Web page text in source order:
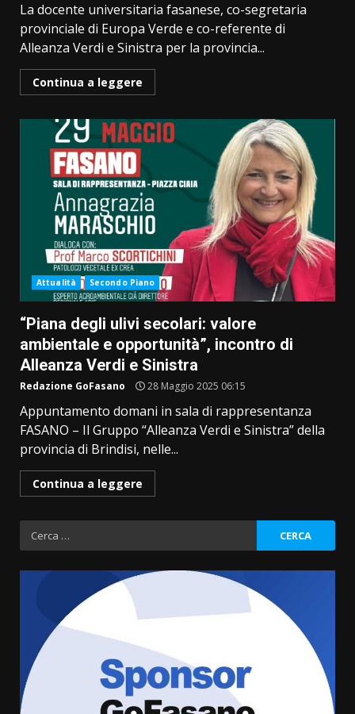
La docente universitaria fasanese, co-segretaria
provinciale di Europa Verde e co-referente di
Alleanza Verdi e Sinistra per la provincia...
Continua a leggere
Attualità Secondo Piano
“Piana degli ulivi secolari: valore
ambientale e opportunità”, incontro di
Alleanza Verdi e Sinistra
Redazione GoFasano 28 Maggio 2025 06:15
Appuntamento domani in sala di rappresentanza
FASANO – Il Gruppo “Alleanza Verdi e Sinistra” della
provincia di Brindisi, nelle...
Continua a leggere
Ricerca
per:
Grazia Neglia, coordinatrice
cittadina di Fratelli d’Italia,